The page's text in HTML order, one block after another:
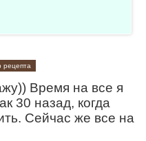
рецепта
Время на все я
30 назад, когда
Сейчас же все на